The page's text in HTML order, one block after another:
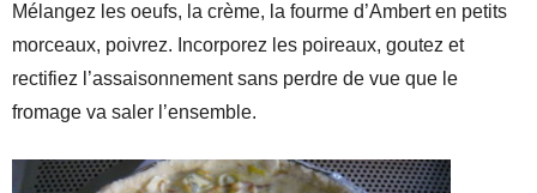
Mélangez les oeufs, la crème, la fourme d’Ambert en petits
morceaux, poivrez. Incorporez les poireaux, goutez et
rectifiez l’assaisonnement sans perdre de vue que le
fromage va saler l’ensemble.